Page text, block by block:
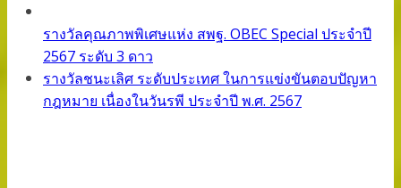
รางวัลคุณภาพพิเศษแห่ง สพฐ. OBEC Special ประจำปี
2567 ระดับ 3 ดาว
รางวัลชนะเลิศ ระดับประเทศ ในการแข่งขันตอบปัญหา
กฎหมาย เนื่องในวันรพี ประจำปี พ.ศ. 2567